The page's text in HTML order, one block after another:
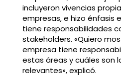
incluyeron vivencias
empresas, e hizo énfasis
tiene responsabilidades
stakeholders. «Quiero
empresa tiene
estas áreas y cuáles son
relevantes», explicó.